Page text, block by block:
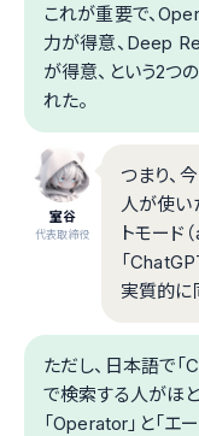
これが重要で、
力が得意、Deep
が得意、という2つ
れた。
室谷
代表取締役
つまり、
人が使い
トモード
「
実質的に
ただし、日本語で
で検索する人がほ
「Operator」と「エ